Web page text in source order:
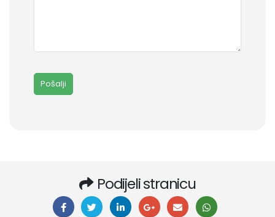
Podijeli stranicu